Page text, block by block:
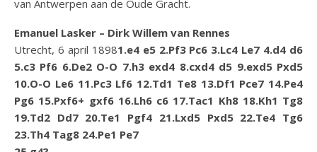
van Antwerpen aan de Oude Gracht.
Emanuel Lasker – Dirk Willem van Rennes
Utrecht, 6 april 18981.e4 e5 2.Pf3 Pc6 3.Lc4 Le7 4.d4 d6
5.c3 Pf6 6.De2 O-O 7.h3 exd4 8.cxd4 d5 9.exd5 Pxd5
10.O-O Le6 11.Pc3 Lf6 12.Td1 Te8 13.Df1 Pce7 14.Pe4
Pg6 15.Pxf6+ gxf6 16.Lh6 c6 17.Tac1 Kh8 18.Kh1 Tg8
19.Td2 Dd7 20.Te1 Pgf4 21.Lxd5 Pxd5 22.Te4 Tg6
23.Th4 Tag8 24.Pe1 Pe7